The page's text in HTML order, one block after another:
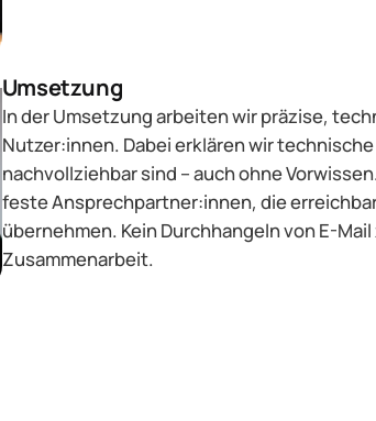
Umsetzung
In der Umsetzung arbeiten wir präzise,
Nutzer:innen. Dabei erklären wir
nachvollziehbar sind – auch ohne
feste Ansprechpartner:innen, die
übernehmen. Kein Durchhangeln von E-
Zusammenarbeit.